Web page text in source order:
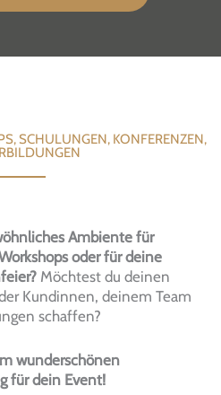
SCHULUNGEN, KONFERENZEN,
Ambiente für
oder für deine
Möchtest du deinen
Kundinnen, deinem Team
schaffen?
wunderschönen
für dein Event!